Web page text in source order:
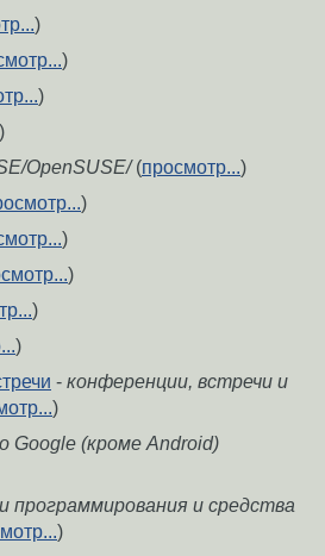
)
)
)
)
OpenSUSE/(просмотр...)
)
)
)
)
)
- конференции, встречи и
)
Google (кроме Android)
программирования и средства
)